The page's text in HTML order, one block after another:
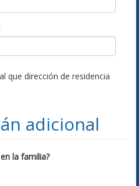
que dirección de residencia
adicional
la familia?